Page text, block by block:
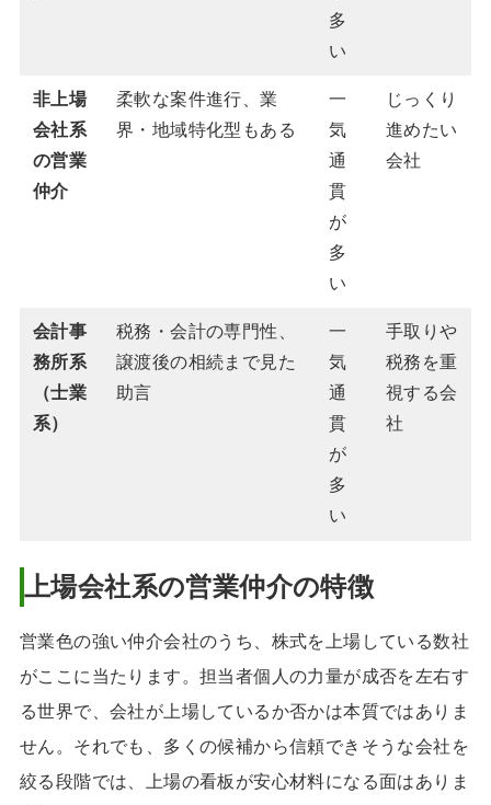
多
い
非上場
会社系
の営業
仲介
柔軟な案件進行、業
界・地域特化型もある
一
気
通
貫
が
多
い
じっくり
進めたい
会社
会計事
務所系
（士業
系）
税務・会計の専門性、
譲渡後の相続まで見た
助言
一
気
通
貫
が
多
い
手取りや
税務を重
視する会
社
上場会社系の営業仲介の特徴
営業色の強い仲介会社のうち、株式を上場している数社
がここに当たります。担当者個人の力量が成否を左右す
る世界で、会社が上場しているか否かは本質ではありま
せん。それでも、多くの候補から信頼できそうな会社を
絞る段階では、上場の看板が安心材料になる面はありま